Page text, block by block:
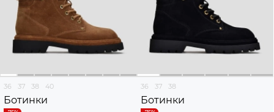
36 37 38 40
Ботинки
36 37 38
Ботинки